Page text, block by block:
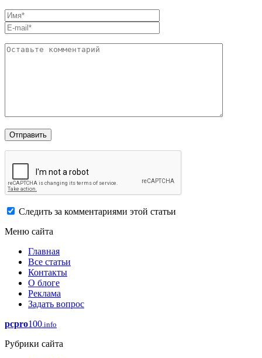
Следить за комментариями этой статьи
Меню сайта
Главная
Все статьи
Контакты
О блоге
Реклама
Задать вопрос
pcpro100.info
Рубрики сайта